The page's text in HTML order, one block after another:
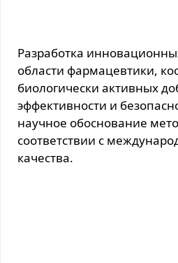
Разработка
области фармацевтики,
биологически активных
эффективности и
научное обоснование
соответствии с
качества.